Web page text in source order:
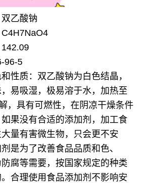
乙酸钠
96-5
性质：双乙酸钠为白色结晶，
易吸湿，极易溶于水，加热至
，具有可燃性，在阴凉干燥条件
果没有合适的添加剂，加工食
量有害微生物，只会更不安
是为了改善食品品质和色、
腐等需要，按国家规定的种类
合理使用食品添加剂不影响安